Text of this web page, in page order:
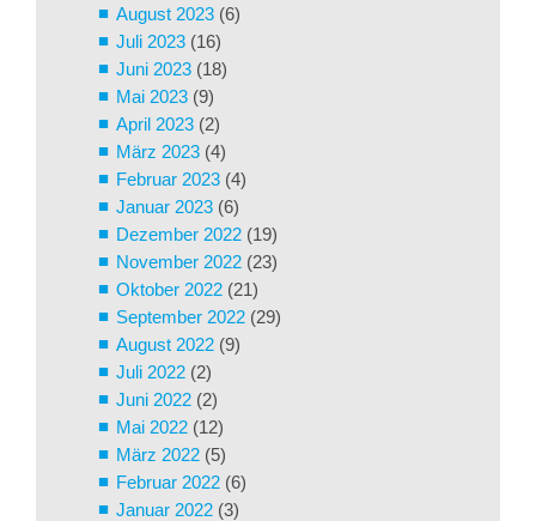
August 2023 (6)
Juli 2023 (16)
Juni 2023 (18)
Mai 2023 (9)
April 2023 (2)
März 2023 (4)
Februar 2023 (4)
Januar 2023 (6)
Dezember 2022 (19)
November 2022 (23)
Oktober 2022 (21)
September 2022 (29)
August 2022 (9)
Juli 2022 (2)
Juni 2022 (2)
Mai 2022 (12)
März 2022 (5)
Februar 2022 (6)
Januar 2022 (3)